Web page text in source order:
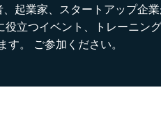
起業家、スタートアップ企
立つイベント、トレーニン
。 ご参加ください。